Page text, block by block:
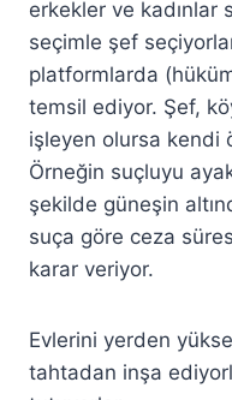
erkekler ve kadınlar
seçimle şef
platformlarda
temsil ediyor. Şef,
işleyen olursa kendi
Örneğin suçluyu
şekilde güneşin
suça göre ceza
karar veriyor.
Evlerini yerden
tahtadan inşa